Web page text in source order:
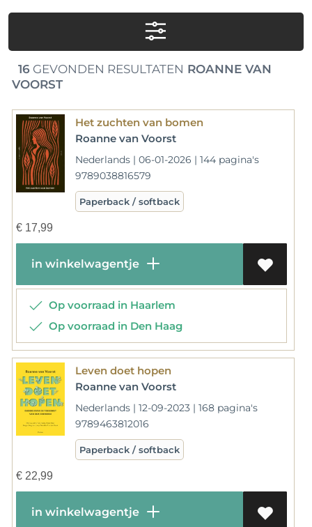
16GEVONDEN RESULTATEN ROANNE VAN
VOORST
Het zuchten van bomen
Roanne van Voorst
Nederlands | 06-01-2026 | 144 pagina's
9789038816579
Paperback / softback
€17,99
in winkelwagentje
Op voorraad in Haarlem
Op voorraad in Den Haag
Leven doet hopen
Roanne van Voorst
Nederlands | 12-09-2023 | 168 pagina's
9789463812016
Paperback / softback
€22,99
in winkelwagentje